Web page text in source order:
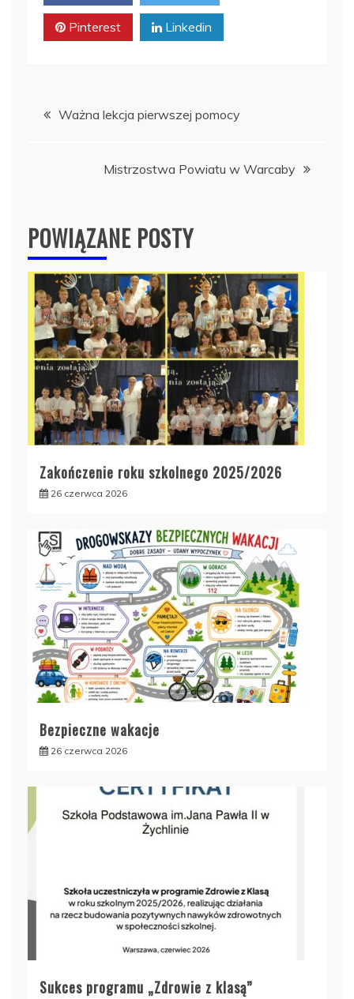
Pinterest Linkedin
Nawigacja
Ważna lekcja pierwszej pomocy
Mistrzostwa Powiatu w Warcaby
POWIĄZANE POSTY
Zakończenie roku szkolnego 2025/2026
26 czerwca 2026
Bezpieczne wakacje
26 czerwca 2026
Sukces programu „Zdrowie z klasą”